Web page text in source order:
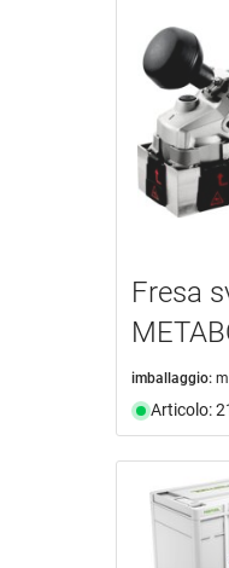
Fresa
imballaggio:
Articolo: